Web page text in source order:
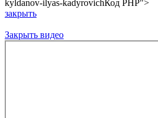
kyldanov-ilyas-kadyrovich Код PHP">
закрыть
Закрыть видео